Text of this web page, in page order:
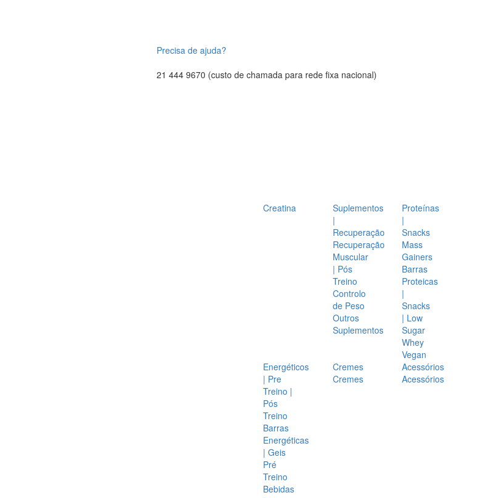
Precisa de ajuda?
21 444 9670 (custo de chamada para rede fixa nacional)
Creatina
Suplementos
|
Recuperação
Recuperação
Muscular
| Pós
Treino
Controlo
de Peso
Outros
Suplementos
Proteínas
|
Snacks
Mass
Gainers
Barras
Proteicas
|
Snacks
| Low
Sugar
Whey
Vegan
Energéticos
| Pre
Treino |
Pós
Treino
Barras
Energéticas
| Geis
Pré
Treino
Bebidas
Cremes
Cremes
Acessórios
Acessórios